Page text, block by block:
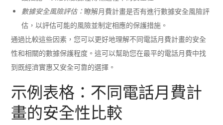
數據安全風險評估： 瞭解月費計畫是否有進行數據安全風險評
估，以評估可能的風險並制定相應的保護措施。
通過比較這些因素，您可以更好地理解不同電話月費計畫的安全
性和相關的數據保護程度。這可以幫助您在最平的電話月費中找
到既經濟實惠又安全可靠的選擇。
示例表格：不同電話月費計
畫的安全性比較